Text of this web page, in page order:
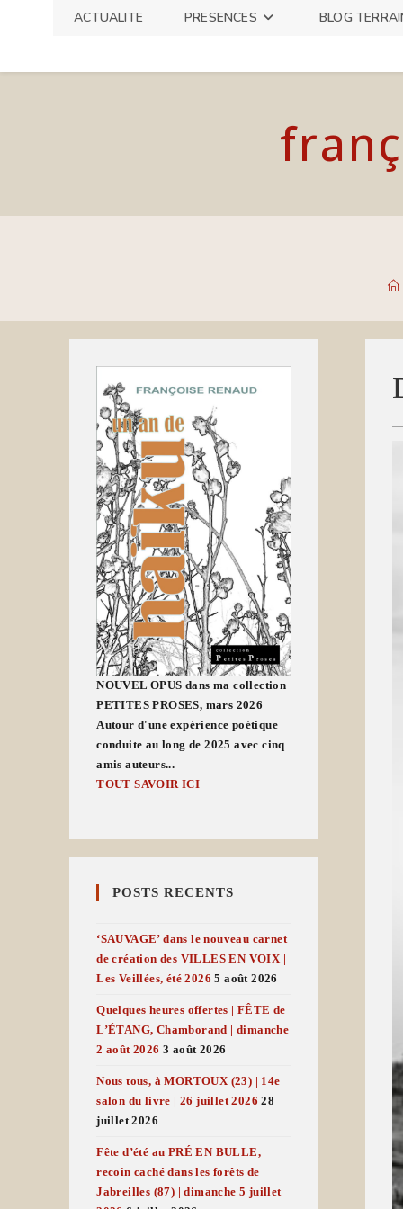
ACTUALITE PRESENCES BLOG
NOUVEL OPUS dans ma collection
PETITES PROSES, mars 2026
Autour d'une expérience poétique
conduite au long de 2025 avec cinq
amis auteurs...
TOUT SAVOIR ICI
POSTS RECENTS
‘SAUVAGE’ dans le nouveau carnet
de création des VILLES EN VOIX |
Les Veillées, été 2026 5 août 2026
Quelques heures offertes | FÊTE de
L’ÉTANG, Chamborand | dimanche
2 août 2026 3 août 2026
Nous tous, à MORTOUX (23) | 14e
salon du livre | 26 juillet 2026 28
juillet 2026
Fête d’été au PRÉ EN BULLE,
recoin caché dans les forêts de
Jabreilles (87) | dimanche 5 juillet